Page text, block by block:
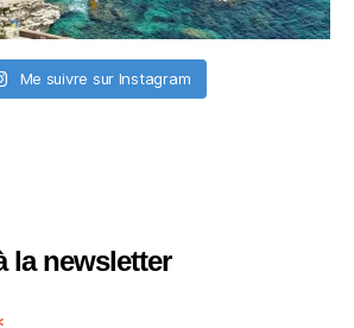
Me suivre sur Instagram
la newsletter